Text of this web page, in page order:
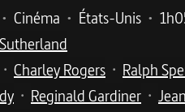
programme
• Cinéma • États-Unis •
• Charley Rogers • Ralph
• Reginald Gardiner •